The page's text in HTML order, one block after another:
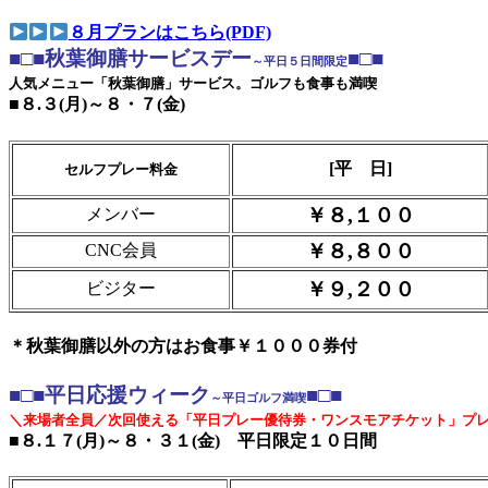
８月プランはこちら(PDF)
■□■秋葉御膳サービスデー ～平日５日間限定■□■
人気メニュー「秋葉御膳」サービス。ゴルフも食事も満喫
■８.３(月)～８・７(金)
セルフプレー料金 [平 日]
メンバー ￥８,１００
CNC会員 ￥８,８００
ビジター ￥９,２００
＊秋葉御膳以外の方はお食事￥１０００券付
■□■平日応援ウィーク ～平日ゴルフ満喫■□■
＼来場者全員／次回使える「平日プレー優待券・ワンスモアチケット」プ
■８.１７(月)～８・３１(金) 平日限定１０日間